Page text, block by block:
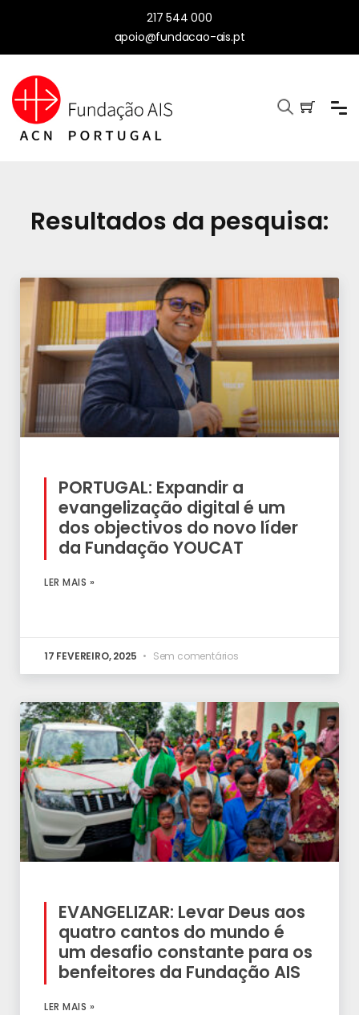
217 544 000
apoio@fundacao-ais.pt
Resultados da pesquisa:
PORTUGAL: Expandir a
evangelização digital é um
dos objectivos do novo líder
da Fundação YOUCAT
LER MAIS »
17 FEVEREIRO, 2025 Sem comentários
EVANGELIZAR: Levar Deus aos
quatro cantos do mundo é
um desafio constante para os
benfeitores da Fundação AIS
LER MAIS »